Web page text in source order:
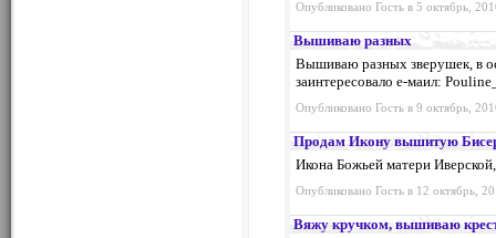
Опубликовано Гость в 5 октябрь,
Вышиваю разных
Вышиваю разных зверушек, в
заинтересовало е-маил:
Опубликовано Гость в 9 октябрь,
Продам Икону вышитую
Икона Божьей матери
Опубликовано Гость в 12 октябрь,
Вяжу кручком, вышиваю